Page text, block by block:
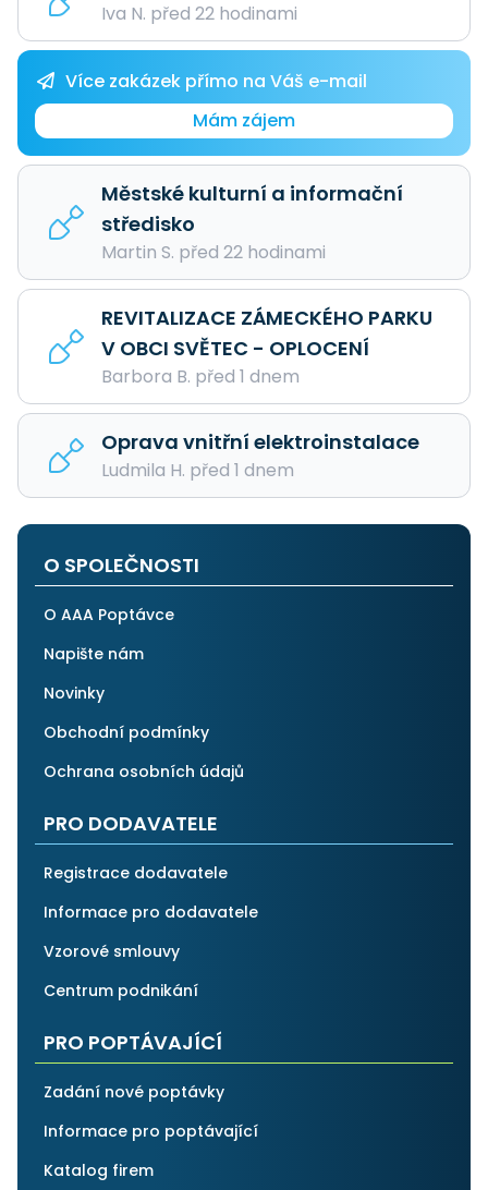
Iva N. před 22 hodinami
Více zakázek přímo na Váš e-mail
Mám zájem
Městské kulturní a informační
středisko
Martin S. před 22 hodinami
REVITALIZACE ZÁMECKÉHO PARKU
V OBCI SVĚTEC - OPLOCENÍ
Barbora B. před 1 dnem
Oprava vnitřní elektroinstalace
Ludmila H. před 1 dnem
O SPOLEČNOSTI
O AAA Poptávce
Napište nám
Novinky
Obchodní podmínky
Ochrana osobních údajů
PRO DODAVATELE
Registrace dodavatele
Informace pro dodavatele
Vzorové smlouvy
Centrum podnikání
PRO POPTÁVAJÍCÍ
Zadání nové poptávky
Informace pro poptávající
Katalog firem